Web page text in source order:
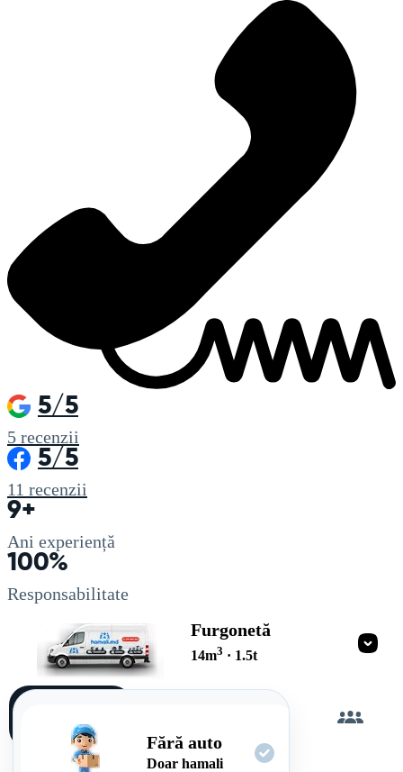
5/5
5 recenzii
5/5
11 recenzii
9+
Ani experiență
100%
Responsabilitate
Furgonetă
14m3 · 1.5t
Fără auto
Doar hamali
singur